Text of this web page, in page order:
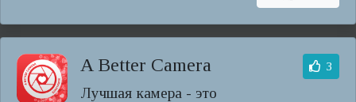
A Better Camera
Лучшая камера - это
3